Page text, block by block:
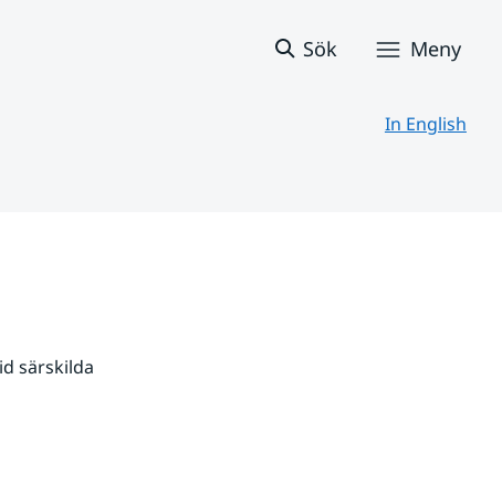
Sök Meny
In English
särskilda